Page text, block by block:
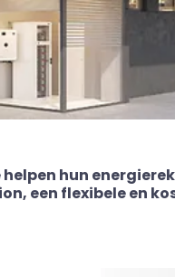
hun
een flexibele en